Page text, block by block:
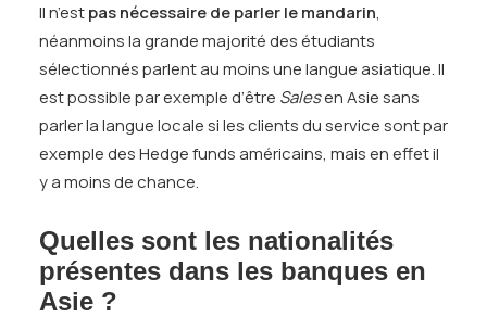
Il n’estpas nécessaire de parler le mandarin,
néanmoins la grande majorité des étudiants
sélectionnés parlent au moins une langue asiatique. ll
est possible par exemple d’être Salesen Asie sans
parler la langue locale si les clients du service sont par
exemple des Hedge funds américains, mais en effet il
y a moins de chance.
Quelles sont les nationalités
présentes dans les banques en
Asie ?